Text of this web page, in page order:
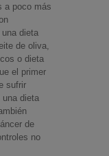
a poco más
dieta
de oliva,
o dieta
el primer
sufrir
una dieta
de
no